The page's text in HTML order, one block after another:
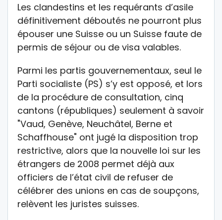
Les clandestins et les requérants d’asile
définitivement déboutés ne pourront plus
épouser une Suisse ou un Suisse faute de
permis de séjour ou de visa valables.
Parmi les partis gouvernementaux, seul le
Parti socialiste (PS) s’y est opposé, et lors
de la procédure de consultation, cinq
cantons (républiques) seulement à savoir
"Vaud, Genève, Neuchâtel, Berne et
Schaffhouse" ont jugé la disposition trop
restrictive, alors que la nouvelle loi sur les
étrangers de 2008 permet déjà aux
officiers de l’état civil de refuser de
célébrer des unions en cas de soupçons,
relèvent les juristes suisses.